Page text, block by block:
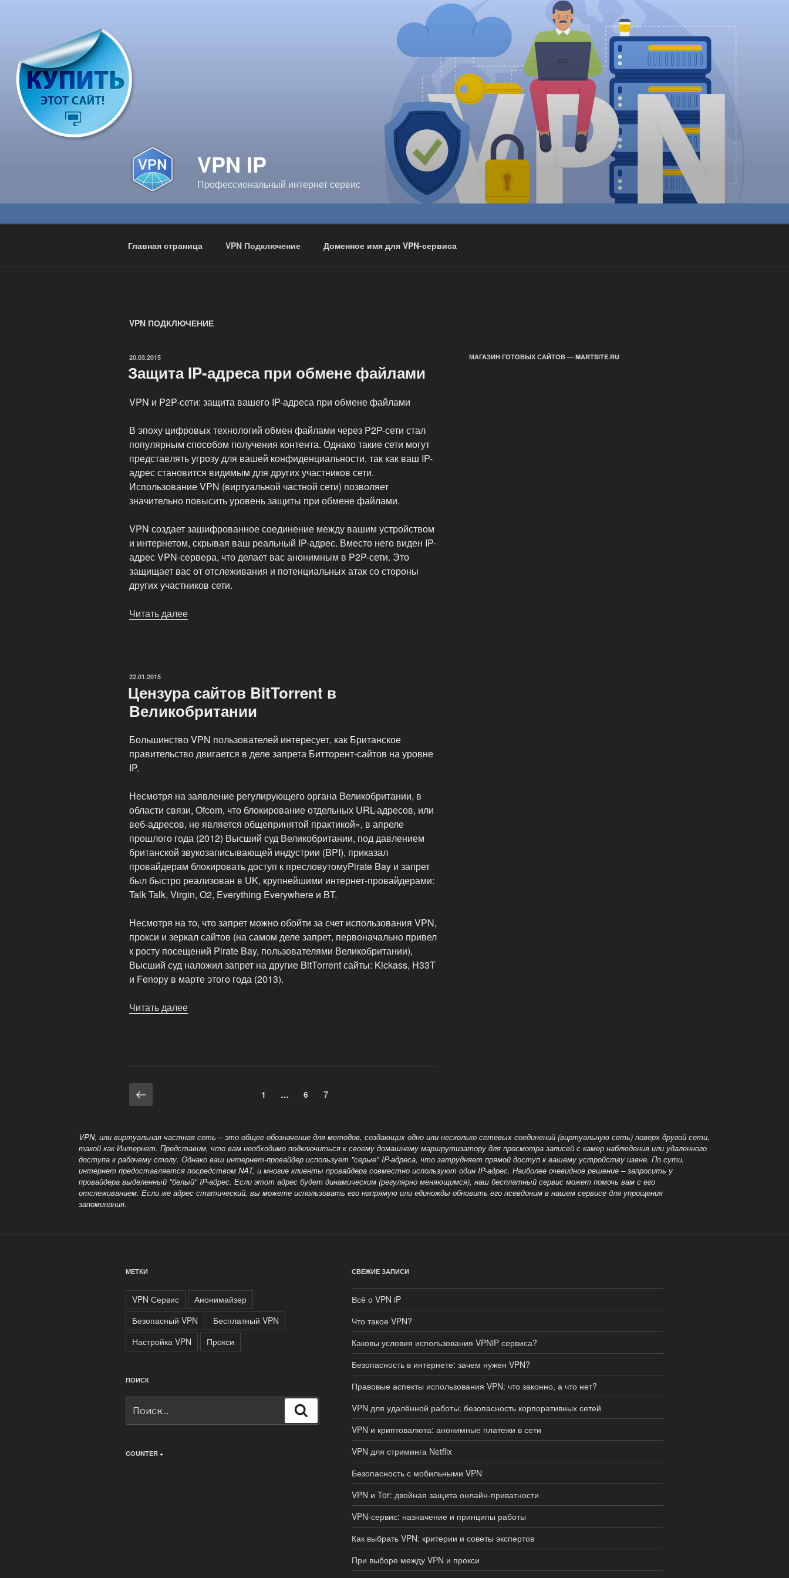
VPN IP
Профессиональный интернет сервис
Главная страница VPN Подключение Доменное имя для VPN-сервиса
VPN ПОДКЛЮЧЕНИЕ
ОПУБЛИКОВАНО
20.03.2015
Защита IP-адреса при обмене файлами
VPN и P2P-сети: защита вашего IP-адреса при обмене файлами
В эпоху цифровых технологий обмен файлами через P2P-сети стал
популярным способом получения контента. Однако такие сети могут
представлять угрозу для вашей конфиденциальности, так как ваш IP-
адрес становится видимым для других участников сети.
Использование VPN (виртуальной частной сети) позволяет
значительно повысить уровень защиты при обмене файлами.
VPN создает зашифрованное соединение между вашим устройством
и интернетом, скрывая ваш реальный IP-адрес. Вместо него виден IP-
адрес VPN-сервера, что делает вас анонимным в P2P-сети. Это
защищает вас от отслеживания и потенциальных атак со стороны
других участников сети.
Читать далее
файлами»
ОПУБЛИКОВАНО
22.01.2015
Цензура сайтов BitTorrent в
Великобритании
Большинство VPN пользователей интересует, как Британское
правительство двигается в деле запрета Битторент-сайтов на уровне
IP.
Несмотря на заявление регулирующего органа Великобритании, в
области связи, Ofcom, что блокирование отдельных URL-адресов, или
веб-адресов, не является общепринятой практикой», в апреле
прошлого года (2012) Высший суд Великобритании, под давлением
британской звукозаписывающей индустрии (BPI), приказал
провайдерам блокировать доступ к пресловутомуPirate Bay и запрет
был быстро реализован в UK, крупнейшими интернет-провайдерами:
Talk Talk, Virgin, O2, Everything Everywhere и BT.
Несмотря на то, что запрет можно обойти за счет использования VPN,
прокси и зеркал сайтов (на самом деле запрет, первоначально привел
к росту посещений Pirate Bay, пользователями Великобритании),
Высший суд наложил запрет на другие BitTorrent сайты: Kickass, H33T
и Fenopy в марте этого года (2013).
Читать далее
Навигация
постраница
Страница
1 … Страница
6 Страница
7
МАГАЗИН ГОТОВЫХ САЙТОВ — MARTSITE.RU
VPN, или виртуальная частная сеть – это общее обозначение для методов, создающих одно или несколько сетевых соединений (виртуальную сеть) поверх другой сети,
такой какИнтернет. Представим, что вам необходимо подключиться к своему домашнему маршрутизатору для просмотра записей с камер наблюдения или удаленного
доступа к рабочему столу. Однако ваш интернет-провайдер использует "серые" IP-адреса, что затрудняет прямой доступ к вашему устройству извне. По сути,
интернет предоставляется посредством NAT, и многие клиенты провайдера совместно используют один IP-адрес. Наиболее очевидное решение – запросить у
провайдера выделенный "белый" IP-адрес. Если этот адрес будет динамическим (регулярно меняющимся), наш бесплатный сервис может помочь вам с его
отслеживанием. Если же адрес статический, вы можете использовать его напрямую или единожды обновить его псевдоним в нашем сервисе для упрощения
запоминания.
МЕТКИ
VPN Сервис
Анонимайзер
Безопасный VPN
Бесплатный VPN
Настройка VPN
Прокси
ПОИСК
COUNTER +
СВЕЖИЕ ЗАПИСИ
Всё о VPN iP
Что такое VPN?
Каковы условия использования VPNiP сервиса?
Безопасность в интернете: зачем нужен VPN?
Правовые аспекты использования VPN: что законно, а что нет?
VPN для удалённой работы: безопасность корпоративных сетей
VPN и криптовалюта: анонимные платежи в сети
VPN для стриминга Netflix
Безопасность с мобильными VPN
VPN и Tor: двойная защита онлайн-приватности
VPN-сервис: назначение и принципы работы
Как выбрать VPN: критерии и советы экспертов
При выборе между VPN и прокси